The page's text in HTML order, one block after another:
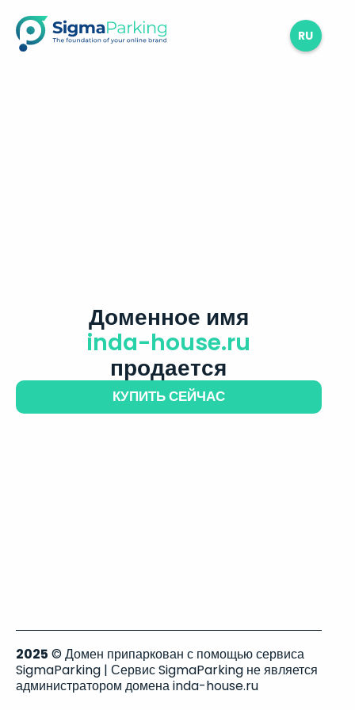
RU
Доменное имя
inda-house.ru
продается
КУПИТЬ СЕЙЧАС
2025 © Домен припаркован с помощью сервиса
SigmaParking | Сервис SigmaParking не является
администратором домена inda-house.ru